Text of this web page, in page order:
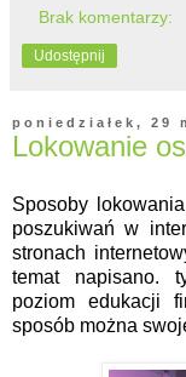
Brak komentarzy:
Udostępnij
poniedziałek, 29
Lokowanie
Sposoby
poszukiwań w
stronach
temat napisano.
poziom edukacji
sposób można